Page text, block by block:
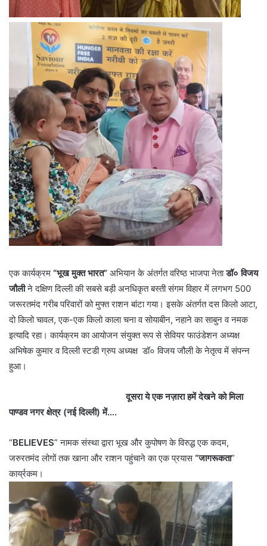
एक कार्यक्रम “भूख मुक्त भारत” अभियान के अंतर्गत वरिष्ठ भाजपा नेताडॉ० विजय
जौलीने दक्षिण दिल्ली की सबसे बड़ी अनधिकृत बस्ती संगम विहार में लगभग 500
जरूरतमंद गरीब परिवारों को मुफ्त राशन बांटा गया। इसके अंतर्गत दस किलो आटा,
दो किलो चावल, एक-एक किलो काला चना व सोयाबीन, नहाने का साबुन व नमक
इत्यादि रहा। कार्यक्रम का आयोजन संयुक्त रूप से सेवियर फाउंडेशन अध्यक्ष
अभिषेक कुमार व दिल्ली स्टडी ग्रुप अध्यक्ष डॉ० विजय जौली के नेतृत्व में संपन्न
हुआ।
दूसरा ये एक नज़ारा हमें देखने को मिला
पाण्डव नगर क्षेत्र (नई दिल्ली) में….
“BELIEVES” नामक संस्था द्वारा भूख और कुपोषण के विरुद्ध एक कदम,
जरुरतमंद लोगों तक खाना और राशन पहुंचाने का एक प्रयास“जागरूकता”
कार्य्रकम।